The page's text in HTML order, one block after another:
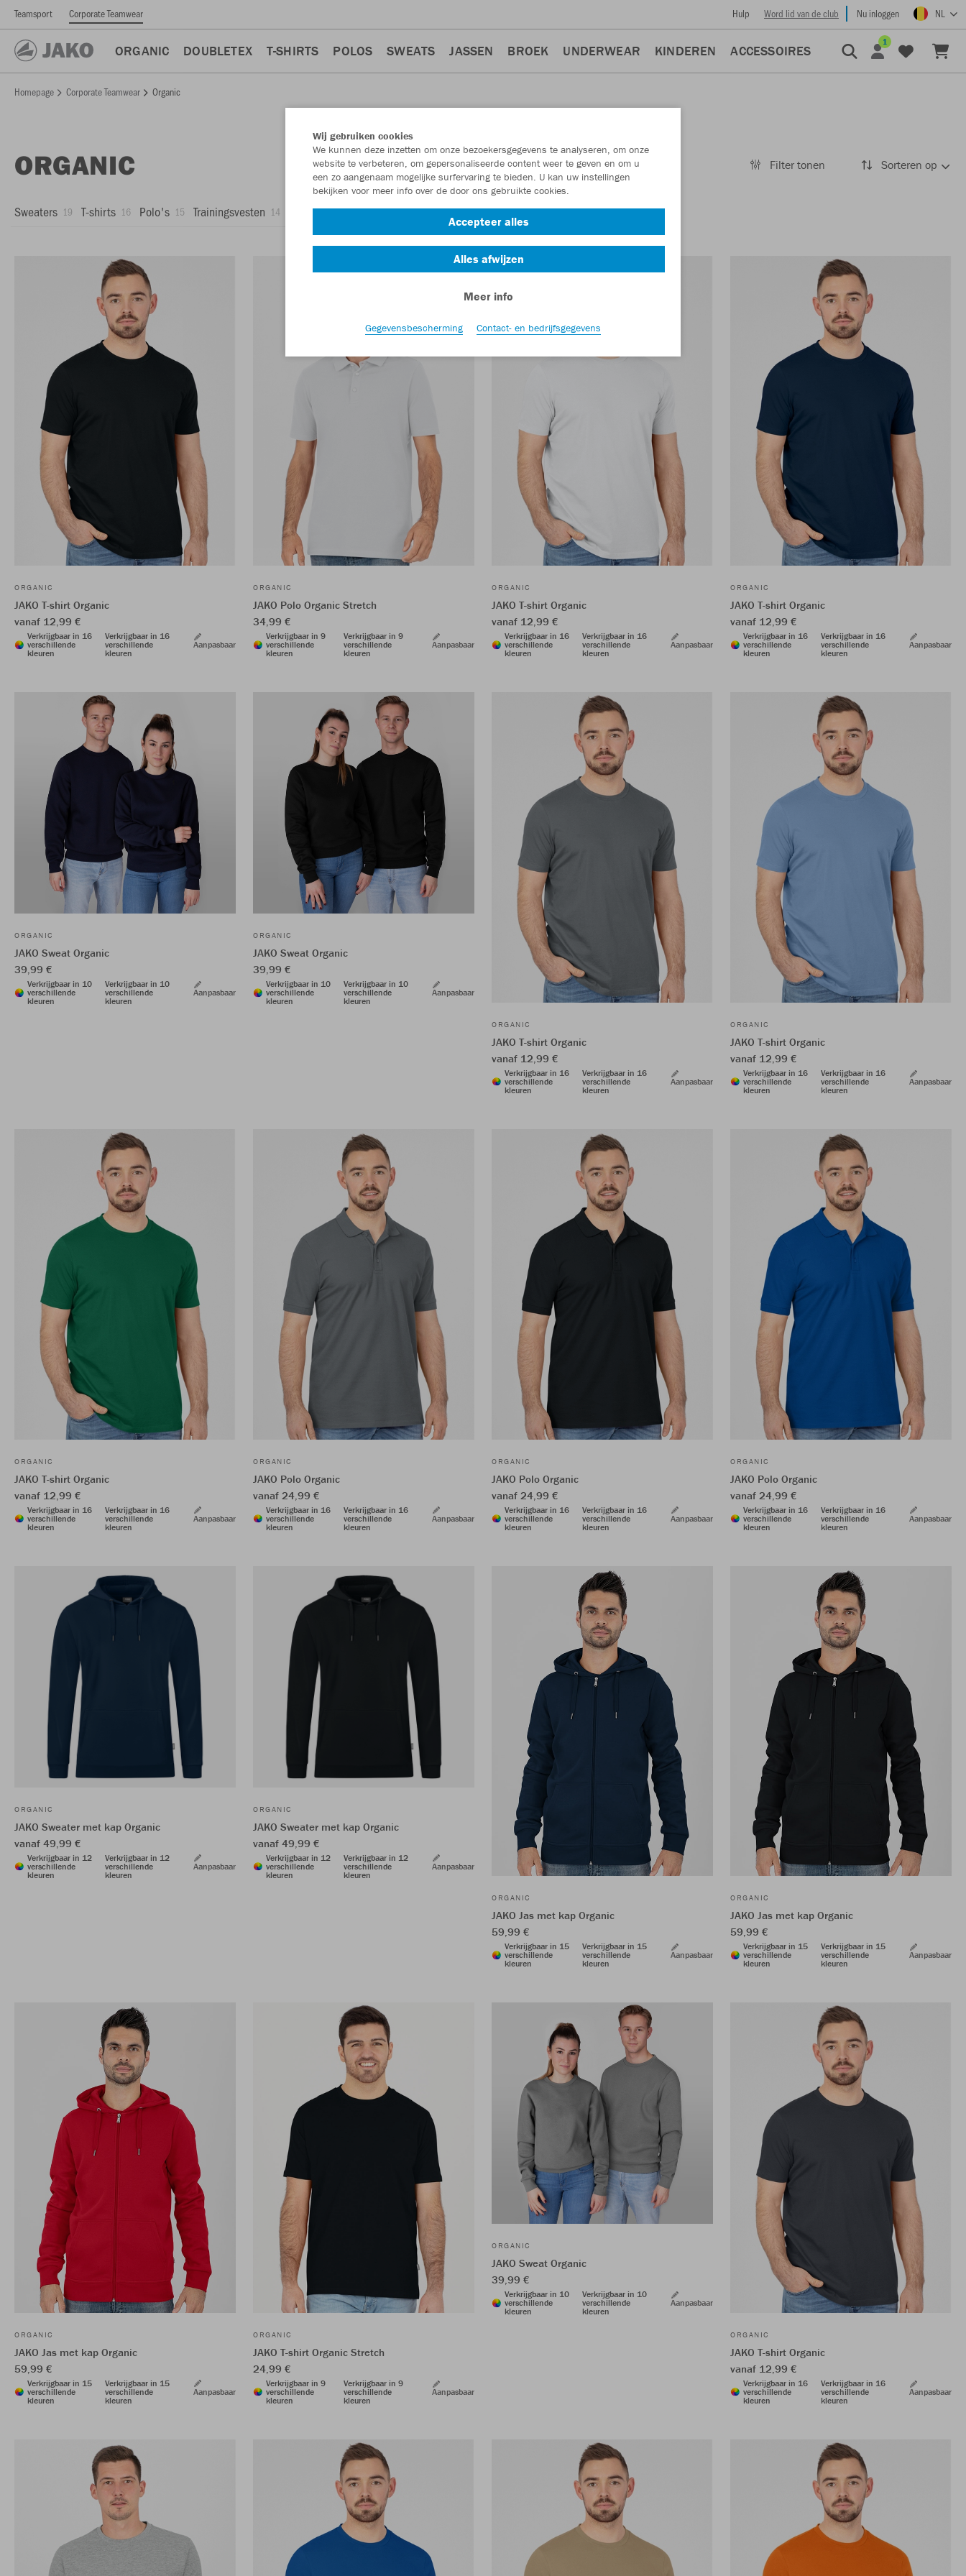
Teamsport Corporate Teamwear Hulp Word lid van de club Nu inloggen NL
ORGANIC DOUBLETEX T-SHIRTS POLOS SWEATS JASSEN BROEK UNDERWEAR KINDEREN ACCESSOIRES
1
Homepage Corporate Teamwear Organic
ORGANIC Filter tonen Sorteren op
Sweaters 19 T-shirts 16 Polo's 15 Trainingsvesten 14 Underwear 6
ORGANIC
JAKO T-shirt Organic
vanaf 12,99 €
Verkrijgbaar in 16
verschillende
kleuren
Verkrijgbaar in 16
verschillende
kleuren
Aanpasbaar
ORGANIC
JAKO Polo Organic Stretch
34,99 €
Verkrijgbaar in 9
verschillende
kleuren
Verkrijgbaar in 9
verschillende
kleuren
Aanpasbaar
ORGANIC
JAKO T-shirt Organic
vanaf 12,99 €
Verkrijgbaar in 16
verschillende
kleuren
Verkrijgbaar in 16
verschillende
kleuren
Aanpasbaar
ORGANIC
JAKO T-shirt Organic
vanaf 12,99 €
Verkrijgbaar in 16
verschillende
kleuren
Verkrijgbaar in 16
verschillende
kleuren
Aanpasbaar
ORGANIC
JAKO Sweat Organic
39,99 €
Verkrijgbaar in 10
verschillende
kleuren
Verkrijgbaar in 10
verschillende
kleuren
Aanpasbaar
ORGANIC
JAKO Sweat Organic
39,99 €
Verkrijgbaar in 10
verschillende
kleuren
Verkrijgbaar in 10
verschillende
kleuren
Aanpasbaar
ORGANIC
JAKO T-shirt Organic
vanaf 12,99 €
Verkrijgbaar in 16
verschillende
kleuren
Verkrijgbaar in 16
verschillende
kleuren
Aanpasbaar
ORGANIC
JAKO T-shirt Organic
vanaf 12,99 €
Verkrijgbaar in 16
verschillende
kleuren
Verkrijgbaar in 16
verschillende
kleuren
Aanpasbaar
ORGANIC
JAKO T-shirt Organic
vanaf 12,99 €
Verkrijgbaar in 16
verschillende
kleuren
Verkrijgbaar in 16
verschillende
kleuren
Aanpasbaar
ORGANIC
JAKO Polo Organic
vanaf 24,99 €
Verkrijgbaar in 16
verschillende
kleuren
Verkrijgbaar in 16
verschillende
kleuren
Aanpasbaar
ORGANIC
JAKO Polo Organic
vanaf 24,99 €
Verkrijgbaar in 16
verschillende
kleuren
Verkrijgbaar in 16
verschillende
kleuren
Aanpasbaar
ORGANIC
JAKO Polo Organic
vanaf 24,99 €
Verkrijgbaar in 16
verschillende
kleuren
Verkrijgbaar in 16
verschillende
kleuren
Aanpasbaar
ORGANIC
JAKO Sweater met kap Organic
vanaf 49,99 €
Verkrijgbaar in 12
verschillende
kleuren
Verkrijgbaar in 12
verschillende
kleuren
Aanpasbaar
ORGANIC
JAKO Sweater met kap Organic
vanaf 49,99 €
Verkrijgbaar in 12
verschillende
kleuren
Verkrijgbaar in 12
verschillende
kleuren
Aanpasbaar
ORGANIC
JAKO Jas met kap Organic
59,99 €
Verkrijgbaar in 15
verschillende
kleuren
Verkrijgbaar in 15
verschillende
kleuren
Aanpasbaar
ORGANIC
JAKO Jas met kap Organic
59,99 €
Verkrijgbaar in 15
verschillende
kleuren
Verkrijgbaar in 15
verschillende
kleuren
Aanpasbaar
ORGANIC
JAKO Jas met kap Organic
59,99 €
Verkrijgbaar in 15
verschillende
kleuren
Verkrijgbaar in 15
verschillende
kleuren
Aanpasbaar
ORGANIC
JAKO T-shirt Organic Stretch
24,99 €
Verkrijgbaar in 9
verschillende
kleuren
Verkrijgbaar in 9
verschillende
kleuren
Aanpasbaar
ORGANIC
JAKO Sweat Organic
39,99 €
Verkrijgbaar in 10
verschillende
kleuren
Verkrijgbaar in 10
verschillende
kleuren
Aanpasbaar
ORGANIC
JAKO T-shirt Organic
vanaf 12,99 €
Verkrijgbaar in 16
verschillende
kleuren
Verkrijgbaar in 16
verschillende
kleuren
Aanpasbaar
Wij gebruiken cookies
We kunnen deze inzetten om onze bezoekersgegevens te analyseren, om onze
website te verbeteren, om gepersonaliseerde content weer te geven en om u
een zo aangenaam mogelijke surfervaring te bieden. U kan uw instellingen
bekijken voor meer info over de door ons gebruikte cookies.
Accepteer alles
Alles afwijzen
Meer info
Gegevensbescherming Contact- en bedrijfsgegevens